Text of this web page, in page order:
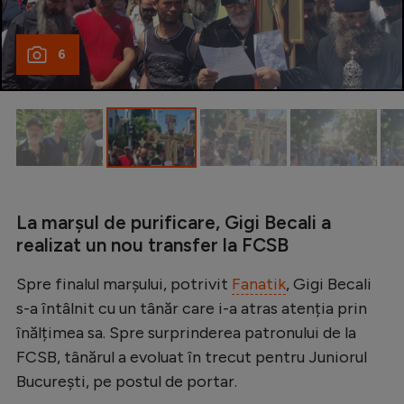
Natație
Formula 1
Gimnastică
Auto
Rugby
Alte sporturi
JO 2024
JO 2026
6
La marșul de purificare, Gigi Becali a
realizat un nou transfer la FCSB
Spre finalul marșului, potrivit Fanatik, Gigi Becali
s-a întâlnit cu un tânăr care i-a atras atenția prin
înălțimea sa. Spre surprinderea patronului de la
FCSB, tânărul a evoluat în trecut pentru Juniorul
București, pe postul de portar.